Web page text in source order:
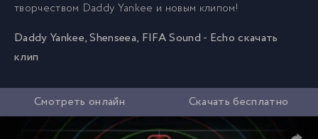
творчеством Daddy Yankee и новым клипом!
Daddy Yankee, Shenseea, FIFA Sound - Echo скачать
клип
Смотреть онлайн Скачать бесплатно